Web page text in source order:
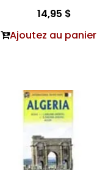
14,95 $
Ajoutez au panier